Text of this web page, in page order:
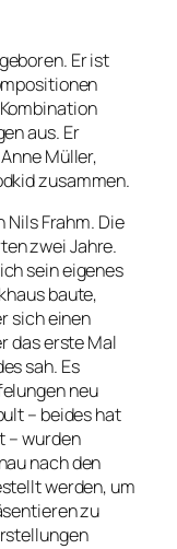
Er ist
aus. Er
Müller,
zusammen.
Nils Frahm. Die
zwei Jahre.
sein eigenes
baute,
sich einen
das erste Mal
sah. Es
neu
– beides hat
– wurden
nach den
werden, um
zu